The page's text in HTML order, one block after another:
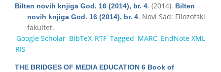
Bilten novih knjiga God. 16 (2014), br. 4. (2014). Bilten
novih knjiga God. 16 (2014), br. 4. Novi Sad: Filozofski
fakultet.
Google Scholar BibTeX RTF Tagged MARC EndNote XML
RIS
THE BRIDGES OF MEDIA EDUCATION 6 Book of